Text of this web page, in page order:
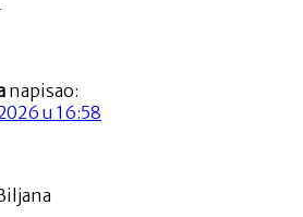
napisao:
u 16:58